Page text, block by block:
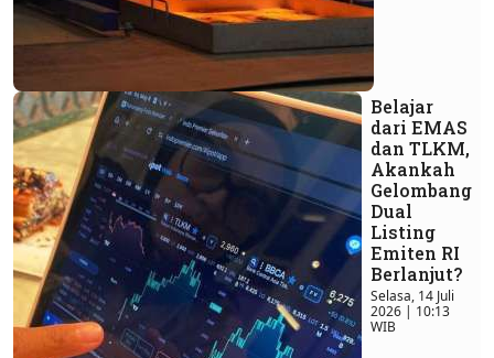
Belajar
dari EMAS
dan TLKM,
Akankah
Gelombang
Dual
Listing
Emiten RI
Berlanjut?
Selasa, 14 Juli
2026 | 10:13
WIB